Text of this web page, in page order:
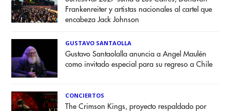
Frankenreiter y artistas nacionales al cartel que
encabeza Jack Johnson
GUSTAVO SANTAOLLA
Gustavo Santaolalla anuncia a Angel Maulén
como invitado especial para su regreso a Chile
CONCIERTOS
The Crimson Kings, proyecto respaldado por